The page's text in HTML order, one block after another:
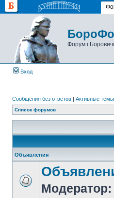
Форум
Вход
Сообщения без ответов | Активные темы
Список форумов
Объявления
Модератор: